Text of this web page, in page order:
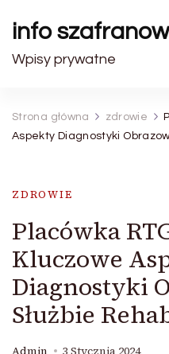
info
Wpisy prywatne
Strona główna zdrowie
Aspekty Diagnostyki
ZDROWIE
Placówka
Kluczowe
Diagnostyki
Służbie